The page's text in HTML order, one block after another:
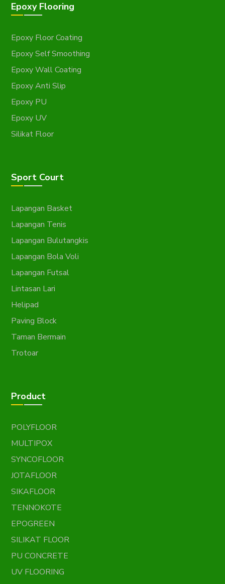
Epoxy Flooring
Epoxy Floor Coating
Epoxy Self Smoothing
Epoxy Wall Coating
Epoxy Anti Slip
Epoxy PU
Epoxy UV
Silikat Floor
Sport Court
Lapangan Basket
Lapangan Tenis
Lapangan Bulutangkis
Lapangan Bola Voli
Lapangan Futsal
Lintasan Lari
Helipad
Paving Block
Taman Bermain
Trotoar
Product
POLYFLOOR
MULTIPOX
SYNCOFLOOR
JOTAFLOOR
SIKAFLOOR
TENNOKOTE
EPOGREEN
SILIKAT FLOOR
PU CONCRETE
UV FLOORING